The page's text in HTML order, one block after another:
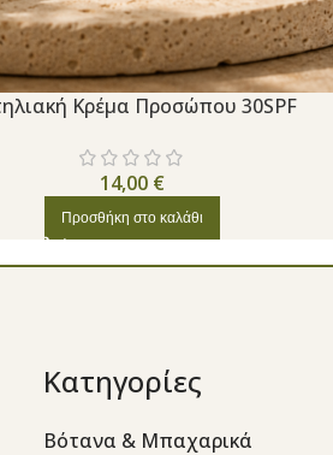
Κρέμα Προσώπου 30SPF
14,00 €
Προσθήκη στο καλάθι
Κατηγορίες
Βότανα & Μπαχαρικά